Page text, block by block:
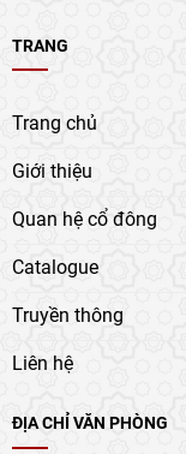
TRANG
Trang chủ
Giới thiệu
Quan hệ cổ đông
Catalogue
Truyền thông
Liên hệ
ĐỊA CHỈ VĂN PHÒNG